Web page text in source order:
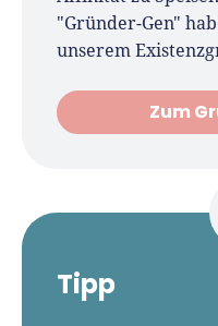
"Gründer-Gen"
unserem
Zum
Tipp